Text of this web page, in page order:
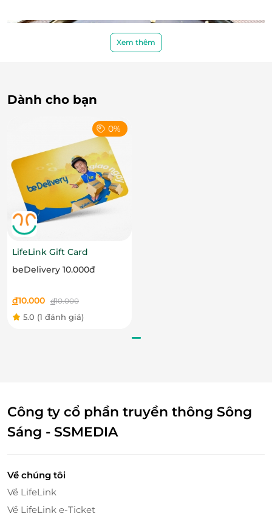
tinh tế, giải pháp thanh toán tiện lợi và
hiện đại
Giải pháp thanh toán hiện đại, tiện lợi
Xem thêm
Dành cho bạn
0%
LifeLink Gift Card
beDelivery 10.000đ
đ10.000 đ10.000
5.0 (1 đánh giá)
Công ty cổ phần truyền thông Sông
Sáng - SSMEDIA
Về chúng tôi
Về LifeLink
Về LifeLink e-Ticket